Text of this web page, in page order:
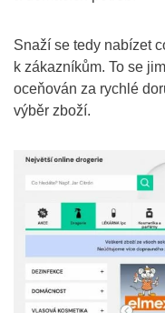
Snaží se tedy nabízet
k zákazníkům. To se
oceňován za rychlé
výběr zboží.